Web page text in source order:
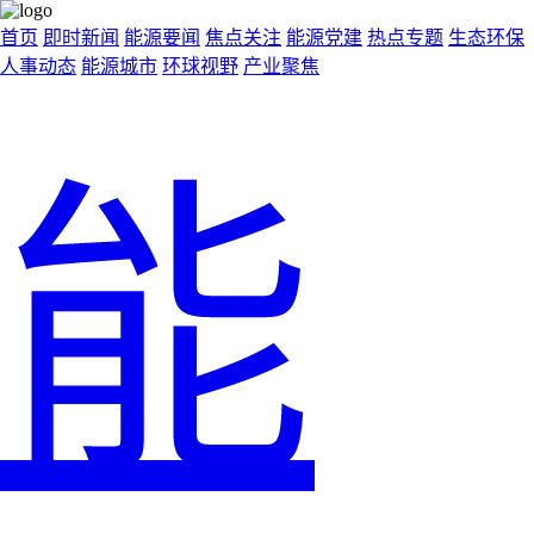
首页 即时新闻 能源要闻 焦点关注 能源党建 热点专题 生态环保
人事动态 能源城市 环球视野 产业聚焦
能